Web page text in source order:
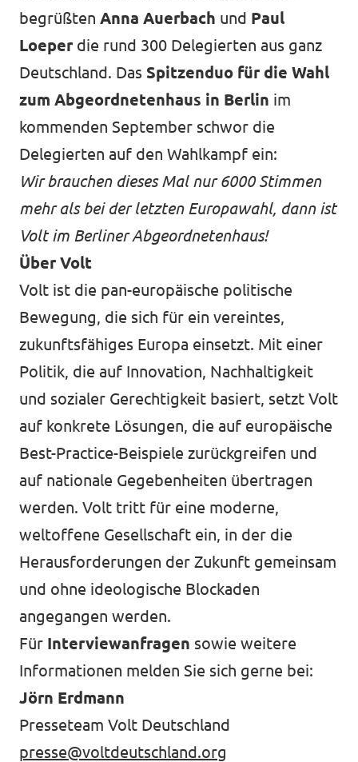
begrüßten Anna Auerbach und Paul
Loeper die rund 300 Delegierten aus ganz
Deutschland. Das Spitzenduo für die Wahl
zum Abgeordnetenhaus in Berlin im
kommenden September schwor die
Delegierten auf den Wahlkampf ein:
Wir brauchen dieses Mal nur 6000 Stimmen
mehr als bei der letzten Europawahl, dann ist
Volt im Berliner Abgeordnetenhaus!
Über Volt
Volt ist die pan-europäische politische
Bewegung, die sich für ein vereintes,
zukunftsfähiges Europa einsetzt. Mit einer
Politik, die auf Innovation, Nachhaltigkeit
und sozialer Gerechtigkeit basiert, setzt Volt
auf konkrete Lösungen, die auf europäische
Best-Practice-Beispiele zurückgreifen und
auf nationale Gegebenheiten übertragen
werden. Volt tritt für eine moderne,
weltoffene Gesellschaft ein, in der die
Herausforderungen der Zukunft gemeinsam
und ohne ideologische Blockaden
angegangen werden.
Für Interviewanfragen sowie weitere
Informationen melden Sie sich gerne bei:
Jörn Erdmann
Presseteam Volt Deutschland
presse@voltdeutschland.org